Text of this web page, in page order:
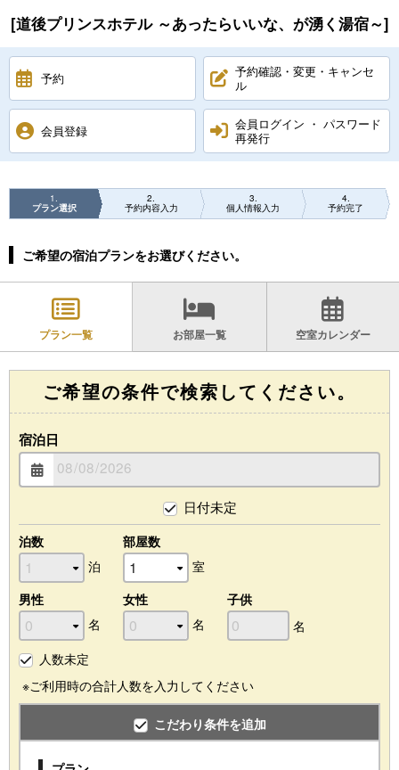
[道後プリンスホテル ～あったらいいな、が湧く湯宿～]
予約
予約確認・変更・キャンセ
ル
会員登録
会員ログイン ・ パスワード
再発行
1
プラン選択
2
予約内容入力
3
個人情報入力
4
予約完了
ご希望の宿泊プランをお選びください。
プラン一覧 お部屋一覧 空室カレンダー
ご希望の条件で検索してください。
宿泊日
日付未定
泊数
泊
部屋数
室
男性
名
女性
名
子供
名
人数未定
※ご利用時の合計人数を入力してください
こだわり条件を追加